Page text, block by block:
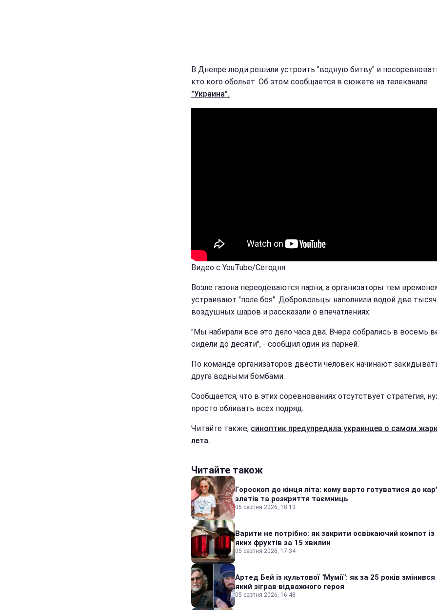
В Днепре люди решили устроить "водную битву" и
кто кого обольет. Об этом сообщается в сюжете на телеканале
"Украина".
Видео с YouTube/Сегодня
Возле газона переодеваются парни, а организаторы тем
устраивают "поле боя". Добровольцы наполнили водой две
воздушных шаров и рассказали о впечатлениях.
"Мы набирали все это дело часа два. Вчера собрались в восемь
сидели до десяти", - сообщил один из парней.
По команде организаторов двести человек начинают
друга водными бомбами.
Сообщается, что в этих соревнованиях отсутствует стратегия,
просто обливать всех подряд.
Читайте также, синоптик предупредила украинцев о самом
лета.
Читайте також
Гороскоп до кінця літа: кому варто готуватися до
злетів та розкриття таємниць
05 серпня 2026, 18:13
Варити не потрібно: як закрити освіжаючий компот
яких фруктів за 15 хвилин
05 серпня 2026, 17:34
Артед Бей із культової "Мумії": як за 25 років
який зіграв відважного героя
05 серпня 2026, 16:48